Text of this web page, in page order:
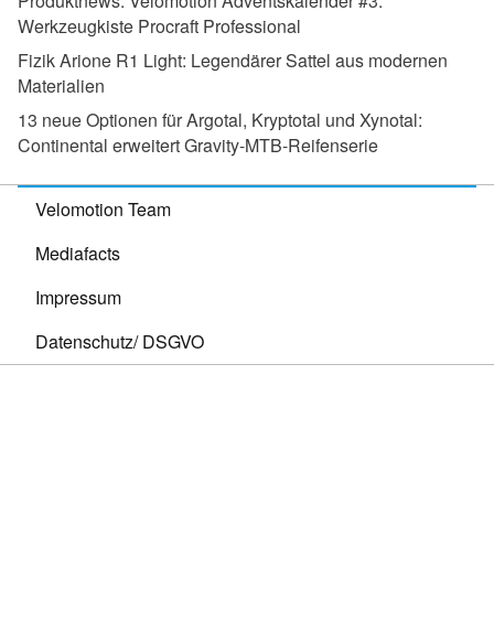
Werkzeugkiste Procraft Professional
Fizik Arione R1 Light: Legendärer Sattel aus modernen
Materialien
13 neue Optionen für Argotal, Kryptotal und Xynotal:
Continental erweitert Gravity-MTB-Reifenserie
Velomotion Team
Mediafacts
Impressum
Datenschutz/ DSGVO